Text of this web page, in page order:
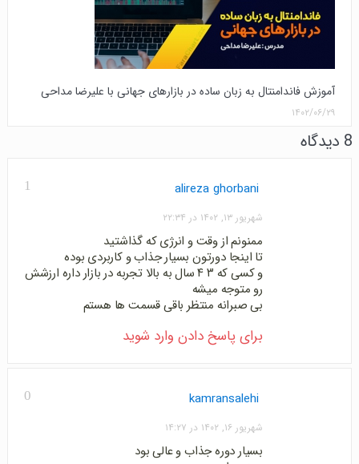
آموزش فاندامنتال به زبان ساده در بازارهای جهانی با علیرضا مداحی
۱۴۰۲/۰۶/۲۹
8 دیدگاه
1 alireza ghorbani
شهریور ۱۳, ۱۴۰۲ در ۲۲:۳۴
ممنونم از وقت و انرژی که گذاشتید
تا اینجا دورتون بسیار جذاب و کاربردی بوده
و کسی که ۳ ۴ سال به بالا تجربه در بازار داره ارزشش
رو متوجه میشه
بی صبرانه منتظر باقی قسمت ها هستم
برای پاسخ دادن وارد شوید
0 kamransalehi
شهریور ۱۶, ۱۴۰۲ در ۱۴:۲۷
بسیار دوره جذاب و عالی بود